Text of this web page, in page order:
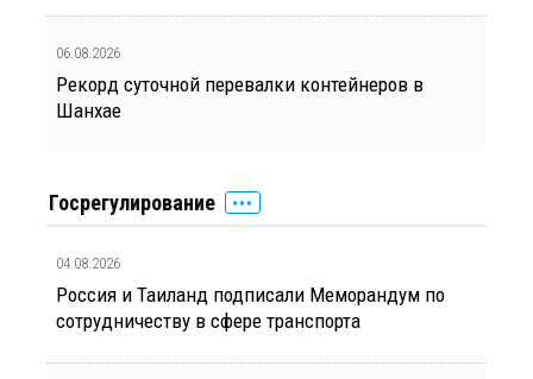
06.08.2026
Рекорд суточной перевалки контейнеров в
Шанхае
Госрегулирование
04.08.2026
Россия и Таиланд подписали Меморандум по
сотрудничеству в сфере транспорта